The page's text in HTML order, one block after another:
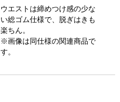
ウエストは締めつけ感の少な
い総ゴム仕様で、脱ぎはきも
楽ちん。
※画像は同仕様の関連商品で
す。